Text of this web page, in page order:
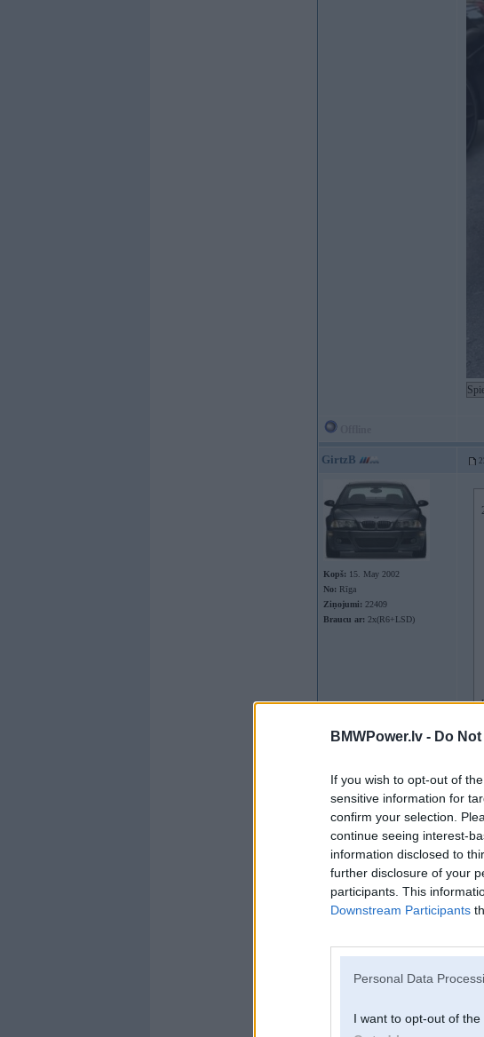
BMWPower.lv - Do
If you wish to opt-out of
sensitive information for
confirm your selection.
continue seeing interest-
information disclosed to
further disclosure of your
participants. This
Downstream Participants
Personal Data
I want to opt-out of the
GirtzB
Kopš: 15. May 2002
No: Rīga
Ziņojumi: 22409
Braucu ar: 2x(R6+LSD)
Offline
Par